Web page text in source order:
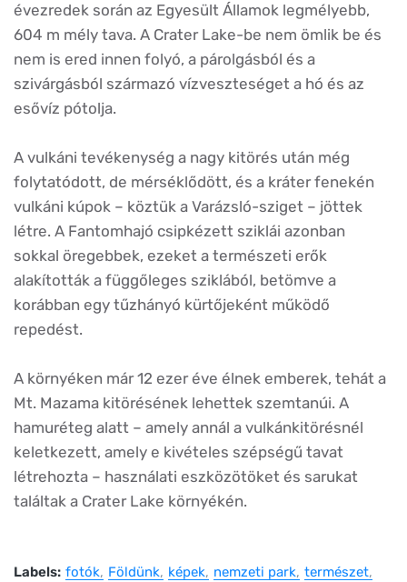
évezredek során az Egyesült Államok legmélyebb,
604 m mély tava. A Crater Lake-be nem ömlik be és
nem is ered innen folyó, a párolgásból és a
szivárgásból származó vízveszteséget a hó és az
esővíz pótolja.
A vulkáni tevékenység a nagy kitörés után még
folytatódott, de mérséklődött, és a kráter fenekén
vulkáni kúpok – köztük a Varázsló-sziget – jöttek
létre. A Fantomhajó csipkézett sziklái azonban
sokkal öregebbek, ezeket a természeti erők
alakították a függőleges sziklából, betömve a
korábban egy tűzhányó kürtőjeként működő
repedést.
A környéken már 12 ezer éve élnek emberek, tehát a
Mt. Mazama kitörésének lehettek szemtanúi. A
hamuréteg alatt – amely annál a vulkánkitörésnél
keletkezett, amely e kivételes szépségű tavat
létrehozta – használati eszközötöket és sarukat
találtak a Crater Lake környékén.
Labels: fotók Földünk képek nemzeti park természet